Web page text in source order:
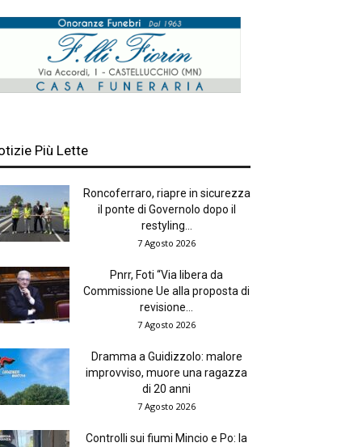
Più Lette
Roncoferraro, riapre in sicurezza
il ponte di Governolo dopo il
restyling...
7 Agosto 2026
Pnrr, Foti “Via libera da
Commissione Ue alla proposta di
revisione...
7 Agosto 2026
Dramma a Guidizzolo: malore
improvviso, muore una ragazza
di 20 anni
7 Agosto 2026
Controlli sui fiumi Mincio e Po: la